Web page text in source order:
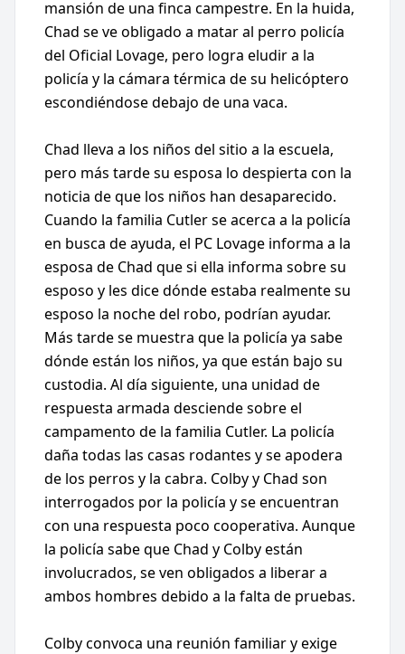
mansión de una finca campestre. En la huida,
Chad se ve obligado a matar al perro policía
del Oficial Lovage, pero logra eludir a la
policía y la cámara térmica de su helicóptero
escondiéndose debajo de una vaca.
Chad lleva a los niños del sitio a la escuela,
pero más tarde su esposa lo despierta con la
noticia de que los niños han desaparecido.
Cuando la familia Cutler se acerca a la policía
en busca de ayuda, el PC Lovage informa a la
esposa de Chad que si ella informa sobre su
esposo y les dice dónde estaba realmente su
esposo la noche del robo, podrían ayudar.
Más tarde se muestra que la policía ya sabe
dónde están los niños, ya que están bajo su
custodia. Al día siguiente, una unidad de
respuesta armada desciende sobre el
campamento de la familia Cutler. La policía
daña todas las casas rodantes y se apodera
de los perros y la cabra. Colby y Chad son
interrogados por la policía y se encuentran
con una respuesta poco cooperativa. Aunque
la policía sabe que Chad y Colby están
involucrados, se ven obligados a liberar a
ambos hombres debido a la falta de pruebas.
Colby convoca una reunión familiar y exige